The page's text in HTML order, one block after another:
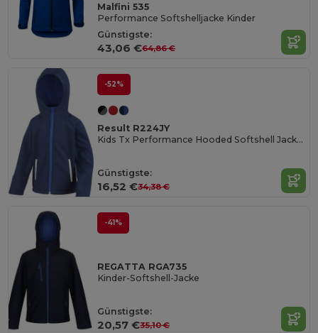
Malfini 535
Performance Softshelljacke Kinder
Günstigste:
43,06 €64,86 €
-52%
Result R224JY
Kids Tx Performance Hooded Softshell Jacket
Günstigste:
16,52 €34,38 €
-41%
REGATTA RGA735
Kinder-Softshell-Jacke
Günstigste:
20,57 €35,10 €